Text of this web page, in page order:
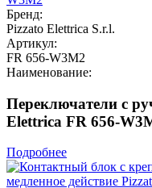
Бренд:
Pizzato Elettrica S.r.l.
Артикул:
FR 656-W3M2
Наименование:
Переключатели с
Elettrica FR 656-
Подробнее